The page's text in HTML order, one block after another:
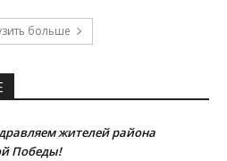
больше
жителей района
Победы!